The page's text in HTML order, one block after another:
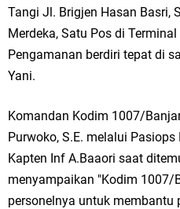
Tangi Jl. Brigjen Hasan Basri,
Merdeka, Satu Pos di
Pengamanan berdiri tepat di
Yani.
Komandan Kodim 1007/
Purwoko, S.E. melalui
Kapten Inf A.Baaori saat
menyampaikan "Kodim 1007/
personelnya untuk membantu